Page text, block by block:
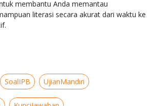
membantu Anda memantau
literasi secara akurat dari waktu ke
SoalIPB UjianMandiri